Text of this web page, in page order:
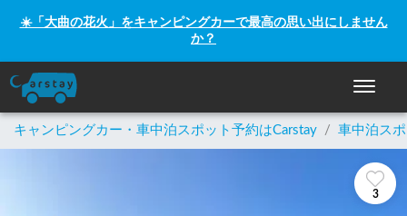
☀️「大曲の花火」をキャンピングカーで最高の思い出にしません
か？
ナビゲ
キャンピングカー・車中泊スポット予約はCarstay / 車中泊ス
3